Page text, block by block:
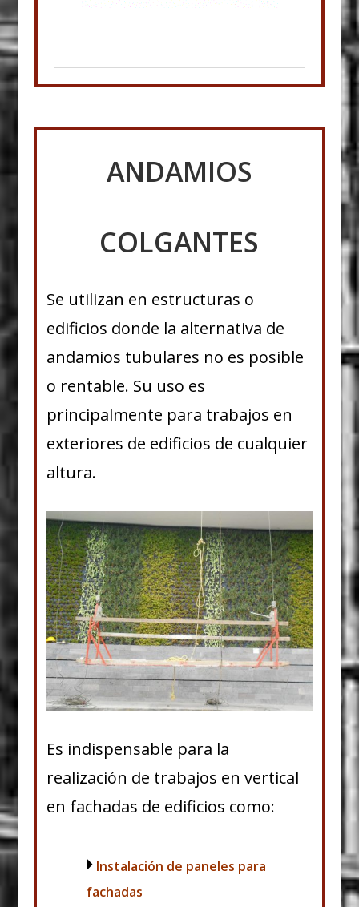
ANDAMIOS
COLGANTES
Se utilizan en estructuras o
edificios donde la alternativa de
andamios tubulares no es posible
o rentable. Su uso es
principalmente para trabajos en
exteriores de edificios de cualquier
altura.
Es indispensable para la
realización de trabajos en vertical
en fachadas de edificios como:
Instalación de paneles para
fachadas